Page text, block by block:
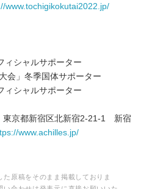
www.tochigikokutai2022.jp/
シャルサポーター
会」冬季国体サポーター
シャルサポーター
京都新宿区北新宿2-21-1 新宿
www.achilles.jp/
原稿をそのまま掲載しておりま